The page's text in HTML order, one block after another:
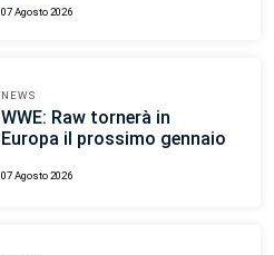
07 Agosto 2026
NEWS
WWE: Raw tornerà in
Europa il prossimo gennaio
07 Agosto 2026